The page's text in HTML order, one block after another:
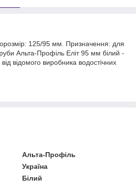
125/95 мм. Призначення: для
Альта-Профіль Еліт 95 мм білий -
відомого виробника водостічних
Альта-Профіль
Україна
Білий